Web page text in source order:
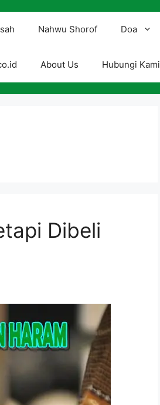
Nahwu Shorof Doa
About Us Hubungi Kami
Dibeli